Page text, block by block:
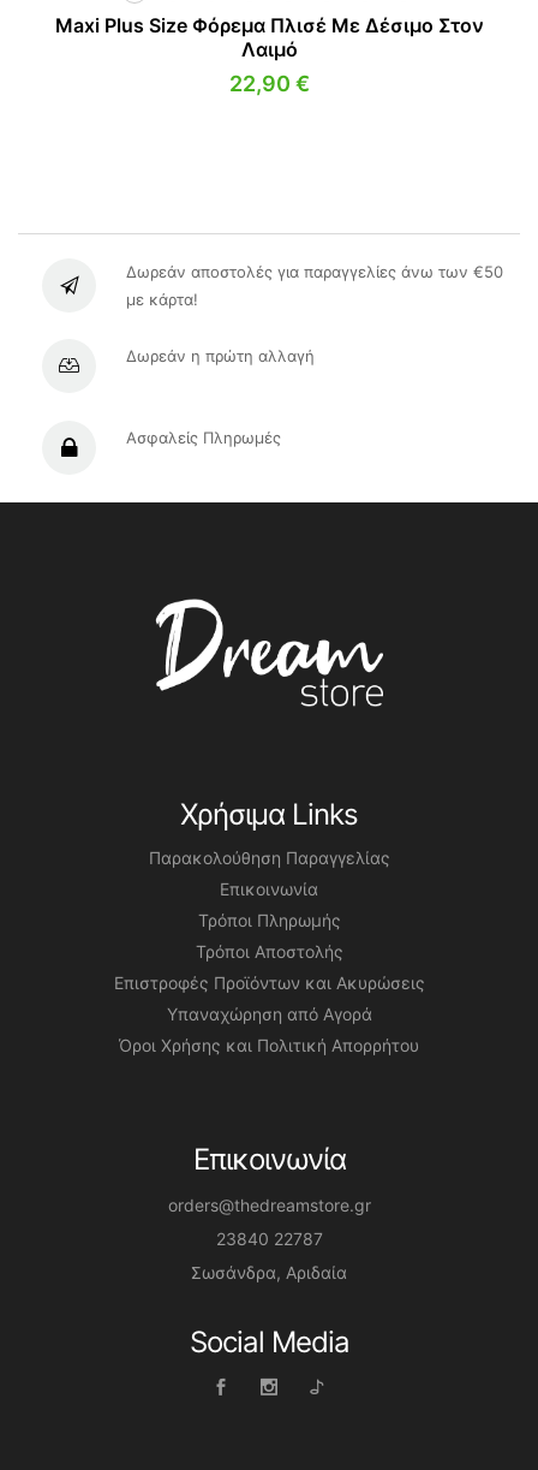
Maxi Plus Size Φόρεμα Πλισέ Με Δέσιμο Στον
Λαιμό
22,90 €
Δωρεάν αποστολές για παραγγελίες άνω των €50
με κάρτα!
Δωρεάν η πρώτη αλλαγή
Ασφαλείς Πληρωμές
Χρήσιμα Links
Παρακολούθηση Παραγγελίας
Επικοινωνία
Τρόποι Πληρωμής
Τρόποι Αποστολής
Επιστροφές Προϊόντων και Ακυρώσεις
Υπαναχώρηση από Αγορά
Όροι Χρήσης και Πολιτική Απορρήτου
Επικοινωνία
orders@thedreamstore.gr
23840 22787
Σωσάνδρα, Αριδαία
Social Media